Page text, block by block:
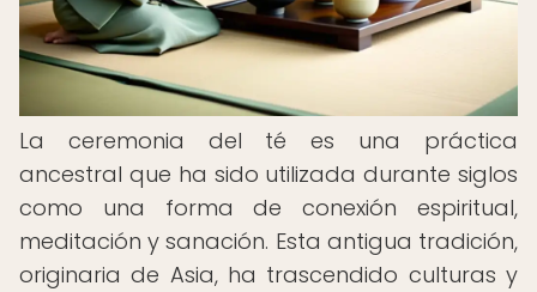
La ceremonia del té es una práctica
ancestral que ha sido utilizada durante siglos
como una forma de conexión espiritual,
meditación y sanación. Esta antigua tradición,
originaria de Asia, ha trascendido culturas y